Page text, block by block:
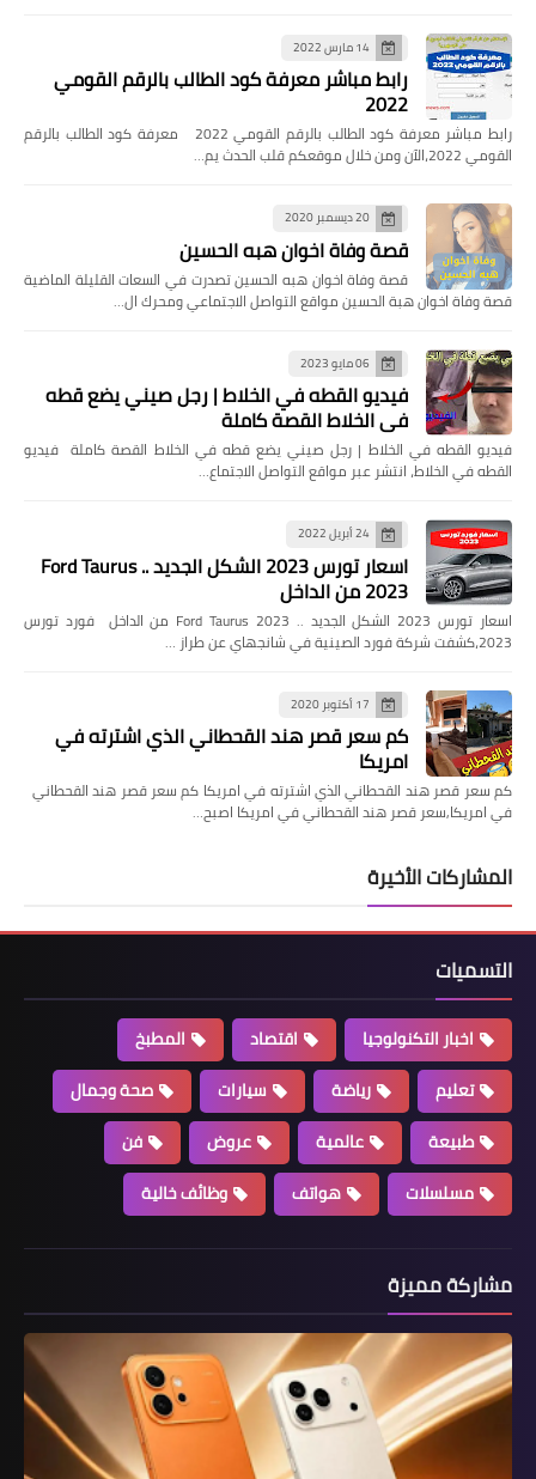
14 مارس 2022
رابط مباشر معرفة كود الطالب بالرقم القومي
2022
رابط مباشر معرفة كود الطالب بالرقم القومي 2022 معرفة كود الطالب بالرقم
القومي 2022،الآن ومن خلال موقعكم قلب الحدث يم…
20 ديسمبر 2020
قصة وفاة اخوان هبه الحسين
قصة وفاة اخوان هبه الحسين تصدرت في السعات القليلة الماضية
قصة وفاة اخوان هبة الحسين مواقع التواصل الاجتماعي ومحرك ال…
06 مايو 2023
فيديو القطه في الخلاط | رجل صيني يضع قطه
في الخلاط القصة كاملة
فيديو القطه في الخلاط | رجل صيني يضع قطه في الخلاط القصة كاملة فيديو
القطه في الخلاط، انتشر عبر مواقع التواصل الاجتماع…
24 أبريل 2022
اسعار تورس 2023 الشكل الجديد .. Ford Taurus
2023 من الداخل
اسعار تورس 2023 الشكل الجديد .. Ford Taurus 2023 من الداخل فورد تورس
2023،كشفت شركة فورد الصينية في شانجهاي عن طراز …
17 أكتوبر 2020
كم سعر قصر هند القحطاني الذي اشترته في
امريكا
كم سعر قصر هند القحطاني الذي اشترته في امريكا كم سعر قصر هند القحطاني
في امريكا,سعر قصر هند القحطاني في امريكا اصبح…
المشاركات الأخيرة
التسميات
اخبار التكنولوجيا اقتصاد
المطبخ
تعليم
رياضة سيارات
صحة وجمال
طبيعة
عالمية عروض
فن
مسلسلات
هواتف وظائف خالية
مشاركة مميزة